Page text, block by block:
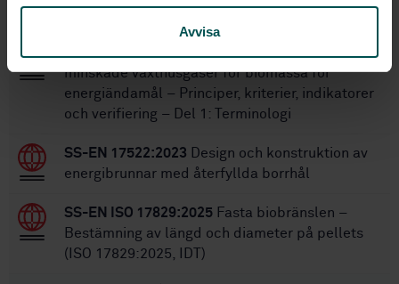
Avvisa
Kriterier för hållbarhet och
minskade växthusgaser för biomassa för
energiändamål – Principer, kriterier, indikatorer
och verifiering – Del 1: Terminologi
SS-EN 17522:2023 Design och konstruktion av
energibrunnar med återfyllda borrhål
SS-EN ISO 17829:2025 Fasta biobränslen –
Bestämning av längd och diameter på pellets
(ISO 17829:2025, IDT)